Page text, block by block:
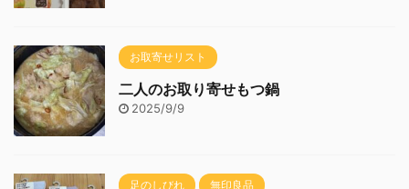
お取寄せリスト
二人のお取り寄せもつ鍋
2025/9/9
足のしびれ 無印良品